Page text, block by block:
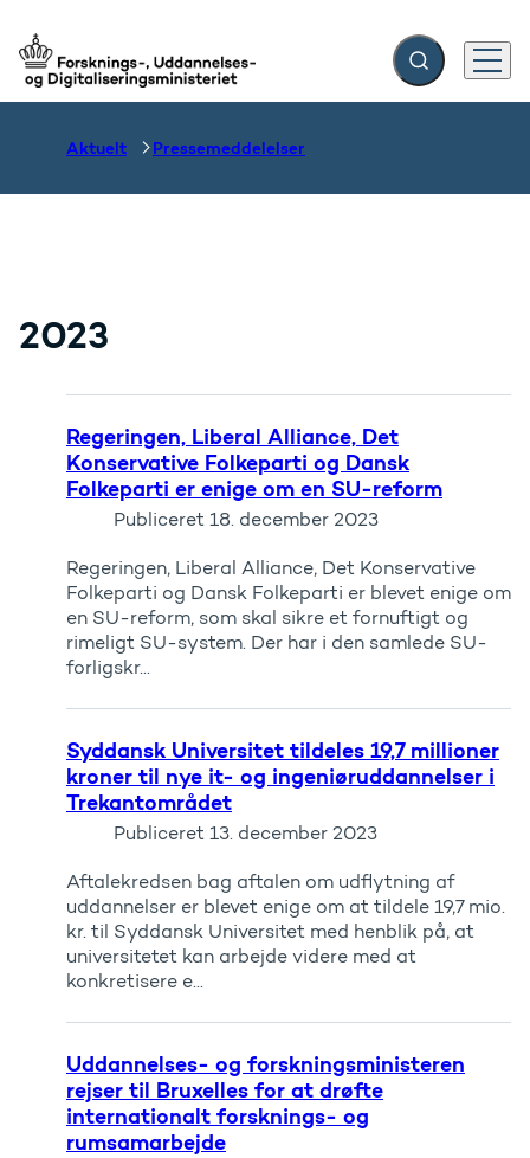
Gå til forsiden Fold søgefelt ud
Menu
Aktuelt Pressemeddelelser
2023
Regeringen, Liberal Alliance, Det
Konservative Folkeparti og Dansk
Folkeparti er enige om en SU-reform
Publiceret 18. december 2023
Regeringen, Liberal Alliance, Det Konservative
Folkeparti og Dansk Folkeparti er blevet enige om
en SU-reform, som skal sikre et fornuftigt og
rimeligt SU-system. Der har i den samlede SU-
forligskr...
Syddansk Universitet tildeles 19,7 millioner
kroner til nye it- og ingeniøruddannelser i
Trekantområdet
Publiceret 13. december 2023
Aftalekredsen bag aftalen om udflytning af
uddannelser er blevet enige om at tildele 19,7 mio.
kr. til Syddansk Universitet med henblik på, at
universitetet kan arbejde videre med at
konkretisere e...
Uddannelses- og forskningsministeren
rejser til Bruxelles for at drøfte
internationalt forsknings- og
rumsamarbejde